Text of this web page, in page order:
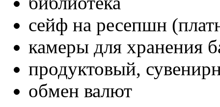
сейф на ресепшн
камеры для хранения
продуктовый,
обмен валют